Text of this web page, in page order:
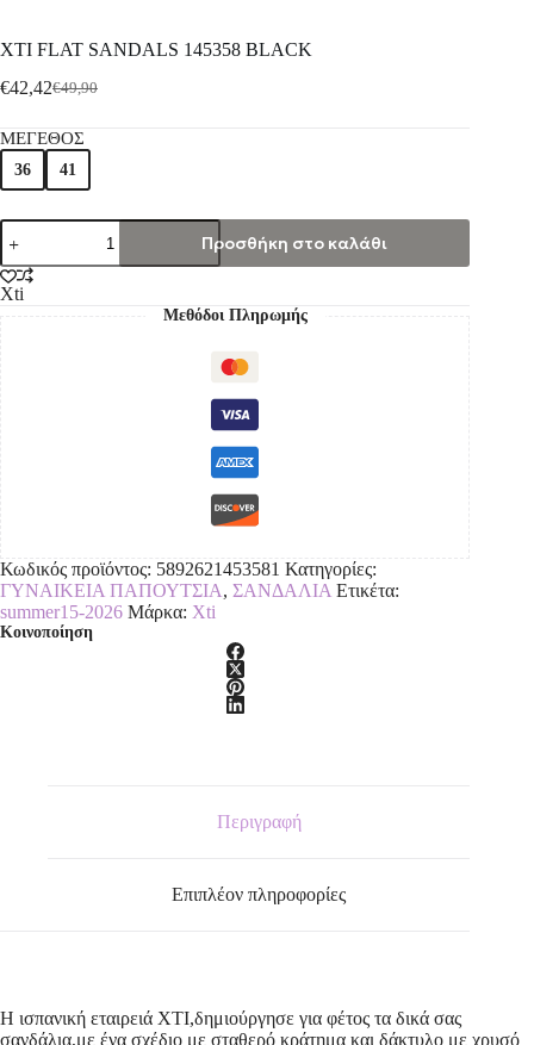
XTI FLAT SANDALS 145358 BLACK
€49,90
€42,42
ΜΕΓΕΘΟΣ
36 41
Προσθήκη στο καλάθι
Xti
Μεθόδοι Πληρωμής
Κωδικός προϊόντος: 5892621453581 Κατηγορίες:
ΓΥΝΑΙΚΕΙΑ ΠΑΠΟΥΤΣΙΑ, ΣΑΝΔΑΛΙΑ Ετικέτα:
summer15-2026 Μάρκα: Xti
Κοινοποίηση
Περιγραφή
Επιπλέον πληροφορίες
Η ισπανική εταιρειά XTI,δημιούργησε για φέτος τα δικά σας
σανδάλια,με ένα σχέδιο με σταθερό κράτημα και δάκτυλο με χρυσό